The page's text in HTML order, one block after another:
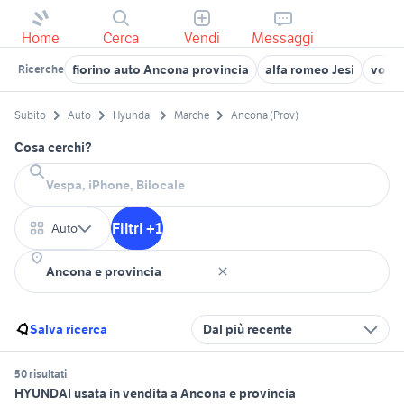
Home Cerca Vendi Messaggi
Ricerche fiorino auto Ancona provincia alfa romeo Jesi
Subito Auto Hyundai Marche Ancona (Prov)
Cosa cerchi?
Auto Filtri +1
Salva ricerca Dal più recente
50 risultati
HYUNDAI usata in vendita a Ancona e provincia